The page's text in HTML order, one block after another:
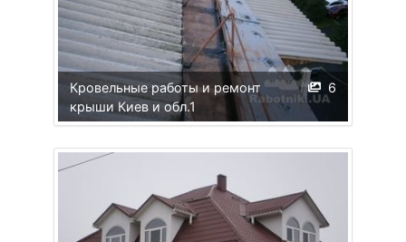
6
Кровельные работы и ремонт
крыши Киев и обл.1